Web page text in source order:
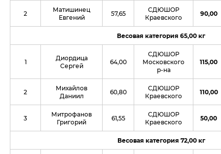
2
Матишинец
Евгений
57,65
СДЮШОР
Краевского
90,00
Весовая категория 65,00 кг
1
Диордица
Сергей
64,00
СДЮШОР
Московского
р-на
115,00
2
Михайлов
Даниил
60,80
СДЮШОР
Краевского
110,00
3
Митрофанов
Григорий
61,55
СДЮШОР
Краевского
50,00
Весовая категория 72,00 кг